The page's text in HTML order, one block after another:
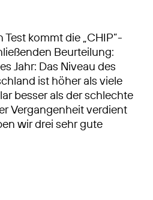
kommt die „CHIP”-
Beurteilung:
Jahr: Das Niveau des
ist höher als viele
besser als der schlechte
Vergangenheit verdient
wir drei sehr gute